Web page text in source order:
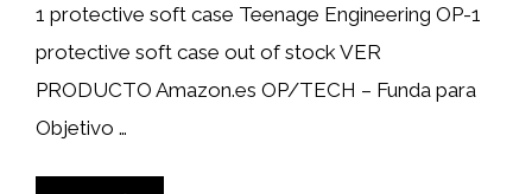
1 protective soft case Teenage Engineering OP-1
protective soft case out of stock VER
PRODUCTO Amazon.es OP/TECH – Funda para
Objetivo …